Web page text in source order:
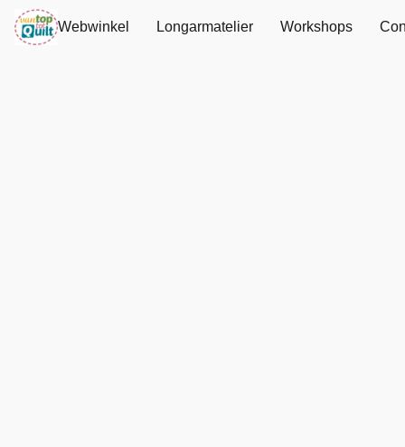
Webwinkel Longarmatelier Workshops